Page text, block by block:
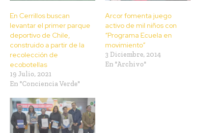
En Cerrillos buscan
levantar el primer parque
deportivo de Chile,
construido a partir de la
recolección de
ecobotellas
19 Julio, 2021
En "Conciencia Verde"
Arcor fomenta juego
activo de mil niños con
“Programa Ecuela en
movimiento”
3 Diciembre, 2014
En "Archivo"